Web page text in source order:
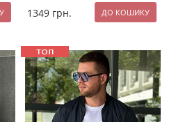
1349 грн.